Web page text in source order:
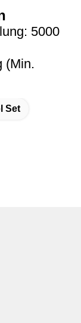
5000
(Min.
Set